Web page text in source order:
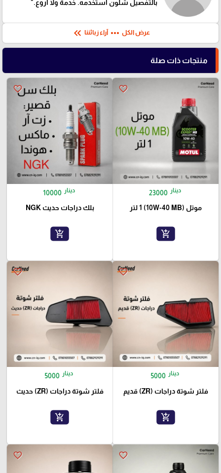
بالتفصيل شلون أستخدمه. خدمة ولا أروع."
عرض الكل more_horiz آراء زبائننا keyboard_double_arrow_left
منتجات ذات صلة
favorite_border
23000 دينار
موتل (10W-40 MB) 1 لتر
add_shopping_cart
favorite_border
10000 دينار
بلك دراجات حديث NGK
add_shopping_cart
favorite_border
5000 دينار
فلتر شوتة دراجات (ZR) قديم
add_shopping_cart
favorite_border
5000 دينار
فلتر شوتة دراجات (ZR) حديث
add_shopping_cart
favorite_border
favorite_border